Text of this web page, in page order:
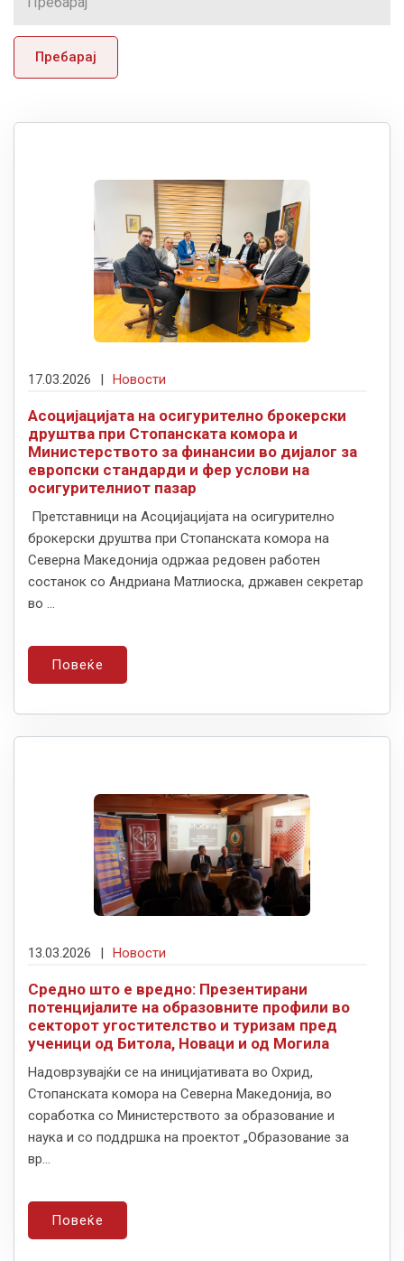
Пребарај
17.03.2026 | Новости
Асоцијацијата на осигурително брокерски
друштва при Стопанската комора и
Министерството за финансии во дијалог за
европски стандарди и фер услови на
осигурителниот пазар
Претставници на Асоцијацијата на осигурително
брокерски друштва при Стопанската комора на
Северна Македонија одржаа редовен работен
состанок со Андриана Матлиоска, државен секретар
во ...
Повеќе
13.03.2026 | Новости
Средно што е вредно: Презентирани
потенцијалите на образовните профили во
секторот угостителство и туризам пред
ученици од Битола, Новаци и од Могила
Надоврзувајќи се на иницијативата во Охрид,
Стопанската комора на Северна Македонија, во
соработка со Министерството за образование и
наука и со поддршка на проектот „Образование за
вр...
Повеќе